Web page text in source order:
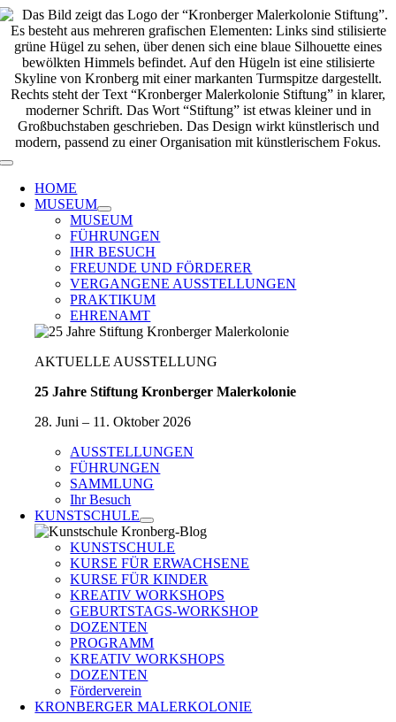
Zum
Inhalt
springen
Toggle
Navigation
HOME
MUSEUM
MUSEUM
FÜHRUNGEN
IHR BESUCH
FREUNDE UND FÖRDERER
VERGANGENE AUSSTELLUNGEN
PRAKTIKUM
EHRENAMT
AKTUELLE AUSSTELLUNG
25 Jahre Stiftung Kronberger Malerkolonie
28. Juni – 11. Oktober 2026
AUSSTELLUNGEN
FÜHRUNGEN
SAMMLUNG
Ihr Besuch
KUNSTSCHULE
KUNSTSCHULE
KURSE FÜR ERWACHSENE
KURSE FÜR KINDER
KREATIV WORKSHOPS
GEBURTSTAGS-WORKSHOP
DOZENTEN
PROGRAMM
KREATIV WORKSHOPS
DOZENTEN
Förderverein
KRONBERGER MALERKOLONIE